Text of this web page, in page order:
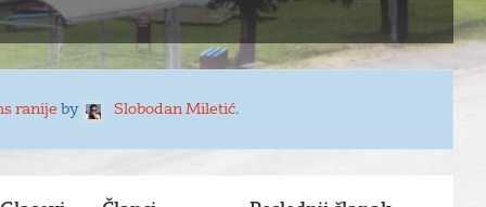
ranije by Slobodan Miletić.